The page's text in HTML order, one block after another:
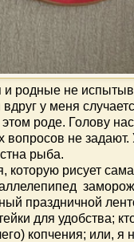
родные не
вдруг у меня
роде. Голову
не задают.
рыба.
которую рисует
праздничной
для удобства;
копчения; или, я